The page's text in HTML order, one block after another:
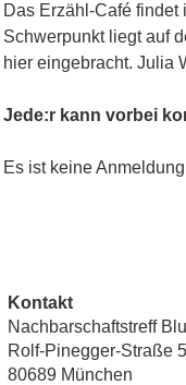
Das Erzähl-Café
Schwerpunkt liegt auf
hier eingebracht. Julia
Jede:r kann vorbei
Es ist keine
Kontakt
Nachbarschaftstreff
Rolf-Pinegger-Straße
80689 München